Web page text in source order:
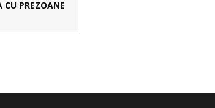
CU PREZOANE